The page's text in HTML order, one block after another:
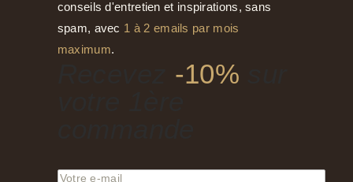
conseils d'entretien et inspirations, sans
spam, avec 1 à 2 emails par mois
maximum.
-10%